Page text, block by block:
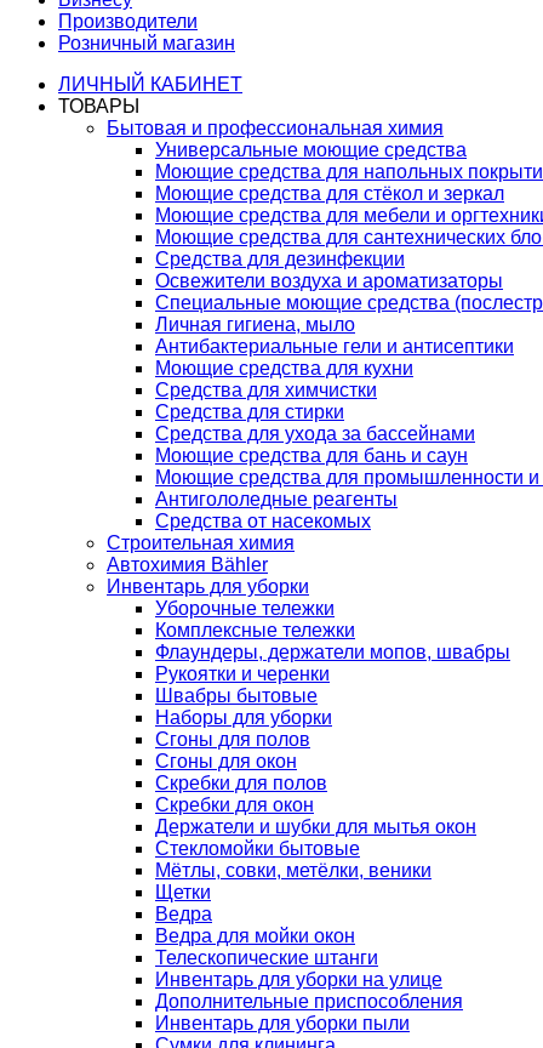
Производители
Розничный магазин
ЛИЧНЫЙ КАБИНЕТ
ТОВАРЫ
Бытовая и профессиональная химия
Универсальные моющие средства
Моющие средства для напольных
Моющие средства для стёкол и зеркал
Моющие средства для мебели и
Моющие средства для сантехнических
Средства для дезинфекции
Освежители воздуха и ароматизаторы
Специальные моющие средства
Личная гигиена, мыло
Антибактериальные гели и антисептики
Моющие средства для кухни
Средства для химчистки
Средства для стирки
Средства для ухода за бассейнами
Моющие средства для бань и саун
Моющие средства для промышленности и
Антигололедные реагенты
Средства от насекомых
Строительная химия
Автохимия Bähler
Инвентарь для уборки
Уборочные тележки
Комплексные тележки
Флаундеры, держатели мопов, швабры
Рукоятки и черенки
Швабры бытовые
Наборы для уборки
Сгоны для полов
Сгоны для окон
Скребки для полов
Скребки для окон
Держатели и шубки для мытья окон
Стекломойки бытовые
Мётлы, совки, метёлки, веники
Щетки
Ведра
Ведра для мойки окон
Телескопические штанги
Инвентарь для уборки на улице
Дополнительные приспособления
Инвентарь для уборки пыли